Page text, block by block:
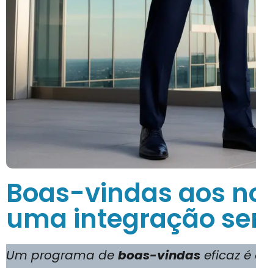
Boas-vindas aos
uma integração
Um programa de boas-vindas eficaz